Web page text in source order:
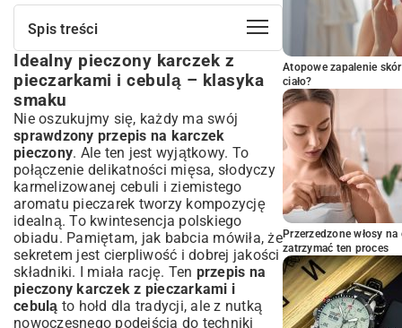
Spis treści
Idealny pieczony karczek z pieczarkami i
cebulą – klasyka smaku
Składniki, które tworzą magię – co
potrzebujesz do przygotowania
Krok po kroku: Jak przygotować
perfekcyjny karczek w piekarniku
Marynowanie karczka – sekret soczystości
i głębi smaku
Przygotowanie pieczarek i cebuli – duet
idealny
Technika pieczenia – jak uzyskać
chrupiącą skórkę i miękkie wnętrze
Wariacje na temat – dopasuj przepis do
swojego gustu
Dodatkowe warzywa i zioła – wzbogacenie
aromatu
Idealny pieczony karczek z
pieczarkami i cebulą – klasyka
smaku
Nie oszukujmy się, każdy ma swój
sprawdzony przepis na karczek
pieczony. Ale ten jest wyjątkowy. To
połączenie delikatności mięsa, słodyczy
karmelizowanej cebuli i ziemistego
aromatu pieczarek tworzy kompozycję
idealną. To kwintesencja polskiego
obiadu. Pamiętam, jak babcia mówiła, że
sekretem jest cierpliwość i dobrej jakości
składniki. I miała rację. Ten przepis na
pieczony karczek z pieczarkami i
cebulą to hołd dla tradycji, ale z nutką
nowoczesnego podejścia do techniki
Atopowe zapalenie
ciało?
Przerzedzone włosy
zatrzymać ten proces